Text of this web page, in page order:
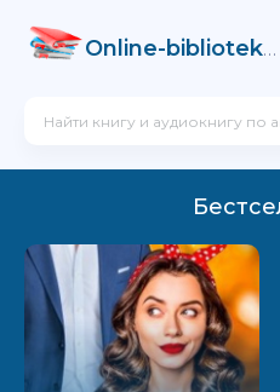
Online-biblioteka